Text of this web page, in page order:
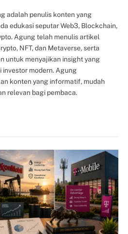
adalah penulis konten yang
edukasi seputar Web3, Blockchain,
Agung telah menulis artikel
NFT, dan Metaverse, serta
untuk menyajikan insight yang
investor modern. Agung
konten yang informatif, mudah
relevan bagi pembaca.